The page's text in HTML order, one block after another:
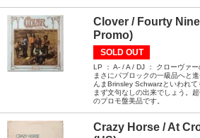
Clover / Fourty
Promo)
SOLD OUT
LP ： A- / A / DJ ： クローヴァ
まさにパブロックの一級品へと
んまBrinsley Schwarzといわれて
まず文句なしの出来でしょう。
のプロモ盤美品です。
Crazy Horse / At